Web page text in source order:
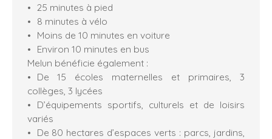
25 minutes à pied
8 minutes à vélo
Moins de 10 minutes en voiture
Environ 10 minutes en bus
Melun bénéficie également :
De 15 écoles maternelles et primaires, 3
collèges, 3 lycées
D’équipements sportifs, culturels et de loisirs
variés
De 80 hectares d’espaces verts : parcs, jardins,